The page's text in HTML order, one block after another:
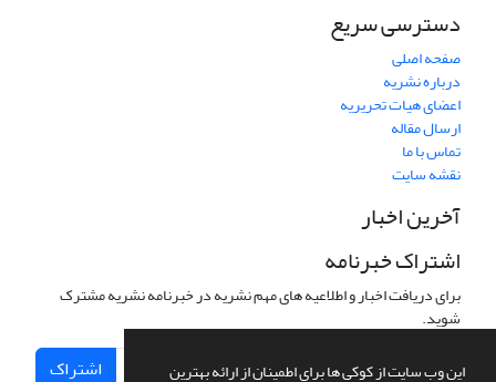
این وب سایت از کوکی ها برای اطمینان از ارائه بهترین
دسترسی سریع
صفحه اصلی
درباره نشریه
اعضای هیات تحریریه
ارسال مقاله
تماس با ما
نقشه سایت
آخرین اخبار
اشتراک خبرنامه
برای دریافت اخبار و اطلاعیه های مهم نشریه در خبرنامه نشریه مشترک
شوید.
اشتراک